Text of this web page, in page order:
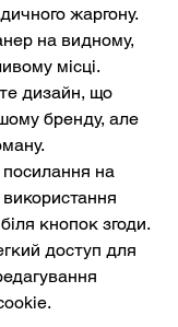
жаргону.
на видному,
місці.
дизайн, що
бренду, але
посилання на
кнопок згоди.
доступ для